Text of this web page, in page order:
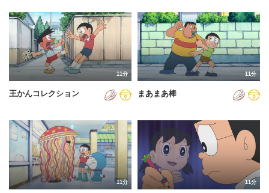
11分
王かんコレクション
11分
まあまあ棒
11分 11分